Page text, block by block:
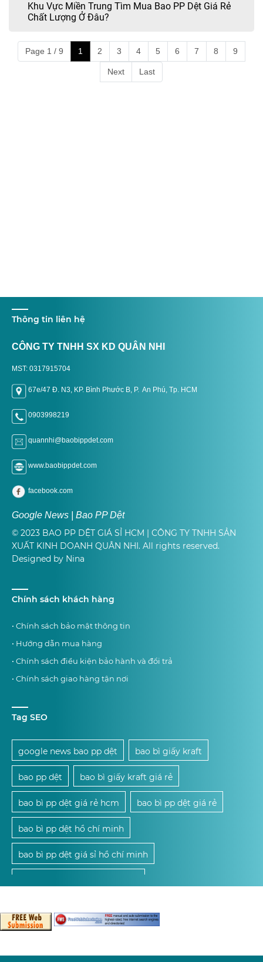
Khu Vực Miền Trung Tìm Mua Bao PP Dệt Giá Rẻ
Chất Lượng Ở Đâu?
Page 1 / 9 1 2 3 4 5 6 7 8 9
Next Last
Thông tin liên hệ
CÔNG TY TNHH SX KD QUÂN NHI
MST: 0317915704
67e/47 Đ. N3, KP. Bình Phước B, P. An Phú, Tp. HCM
0903998219
quannhi@baobippdet.com
www.baobippdet.com
facebook.com
Google News | Bao PP Dệt
© 2023 BAO PP DỆT GIÁ SỈ HCM | CÔNG TY TNHH SẢN
XUẤT KINH DOANH QUÂN NHI. All rights reserved.
Designed by Nina
Chính sách khách hàng
• Chính sách bảo mật thông tin
• Hướng dẫn mua hàng
• Chính sách điều kiện bảo hành và đổi trả
• Chính sách giao hàng tận nơi
Tag SEO
google news bao pp dệt bao bì giấy kraft
bao pp dệt bao bì giấy kraft giá rẻ
bao bì pp dệt giá rẻ hcm bao bì pp dệt giá rẻ
bao bì pp dệt hồ chí minh
bao bì pp dệt giá sỉ hồ chí minh
cung cấp bao bì pp dệt giá sỉ hcm
cung cấp bao bì pp dệt giá sỉ